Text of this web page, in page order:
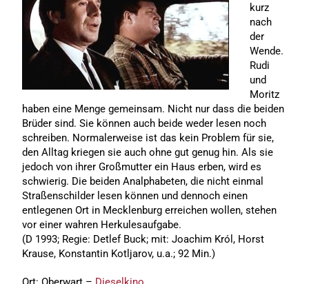
kurz
nach
der
Wende.
Rudi
und
Moritz
haben eine Menge gemeinsam. Nicht nur dass die beiden
Brüder sind. Sie können auch beide weder lesen noch
schreiben. Normalerweise ist das kein Problem für sie,
den Alltag kriegen sie auch ohne gut genug hin. Als sie
jedoch von ihrer Großmutter ein Haus erben, wird es
schwierig. Die beiden Analphabeten, die nicht einmal
Straßenschilder lesen können und dennoch einen
entlegenen Ort in Mecklenburg erreichen wollen, stehen
vor einer wahren Herkulesaufgabe.
(D 1993; Regie: Detlef Buck; mit: Joachim Król, Horst
Krause, Konstantin Kotljarov, u.a.; 92 Min.)